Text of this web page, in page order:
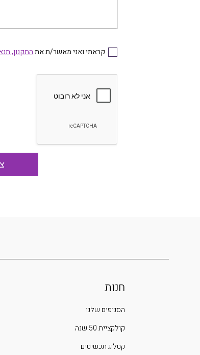
קראתי ואני מאשר/ת אתהתקנון,
חנות
הסניפים שלנו
קולקציית 50 שנה
קטלוג תכשיטים